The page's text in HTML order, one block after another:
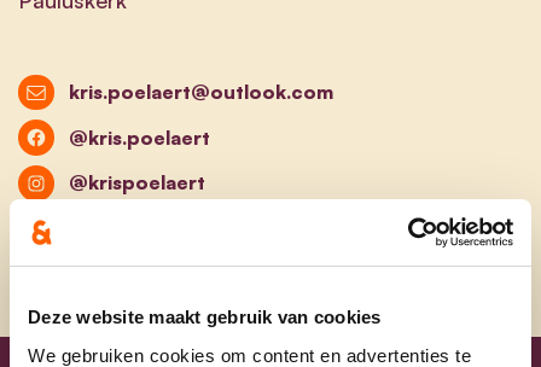
Deze website maakt gebruik van cookies
We gebruiken cookies om content en advertenties te
kris.poelaert@outlook.com
@kris.poelaert
@krispoelaert